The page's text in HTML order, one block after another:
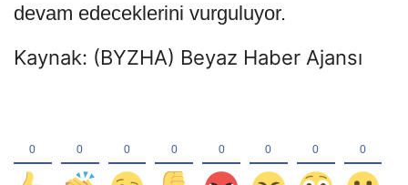
devam edeceklerini vurguluyor.
Kaynak: (BYZHA) Beyaz Haber Ajansı